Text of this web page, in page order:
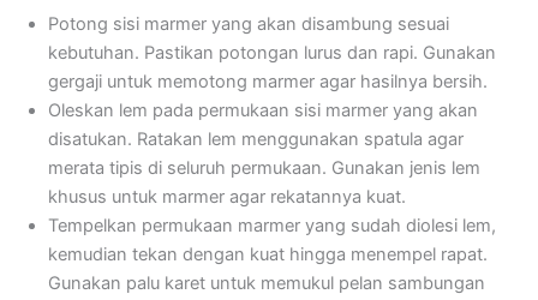
Potong sisi marmer yang akan disambung sesuai
kebutuhan. Pastikan potongan lurus dan rapi. Gunakan
gergaji untuk memotong marmer agar hasilnya bersih.
Oleskan lem pada permukaan sisi marmer yang akan
disatukan. Ratakan lem menggunakan spatula agar
merata tipis di seluruh permukaan. Gunakan jenis lem
khusus untuk marmer agar rekatannya kuat.
Tempelkan permukaan marmer yang sudah diolesi lem,
kemudian tekan dengan kuat hingga menempel rapat.
Gunakan palu karet untuk memukul pelan sambungan